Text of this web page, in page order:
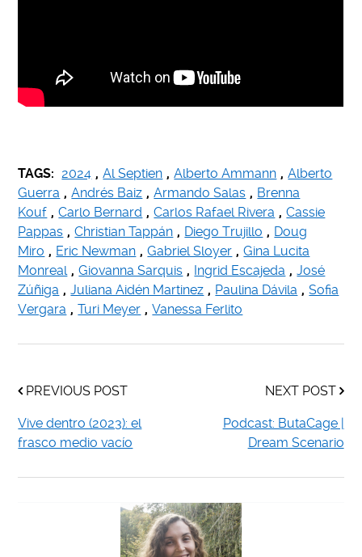
TAGS: 2024 , Al Septien , Alberto Ammann , Alberto
Guerra , Andrés Baiz , Armando Salas , Brenna
Kouf , Carlo Bernard , Carlos Rafael Rivera , Cassie
Pappas , Christian Tappán , Diego Trujillo , Doug
Miro , Eric Newman , Gabriel Sloyer , Gina Lucita
Monreal , Giovanna Sarquis , Ingrid Escajeda , José
Zúñiga , Juliana Aidén Martinez , Paulina Dávila , Sofia
Vergara , Turi Meyer , Vanessa Ferlito
PREVIOUS POST
Vive dentro (2023): el
frasco medio vacío
NEXT POST
Podcast: ButaCage |
Dream Scenario